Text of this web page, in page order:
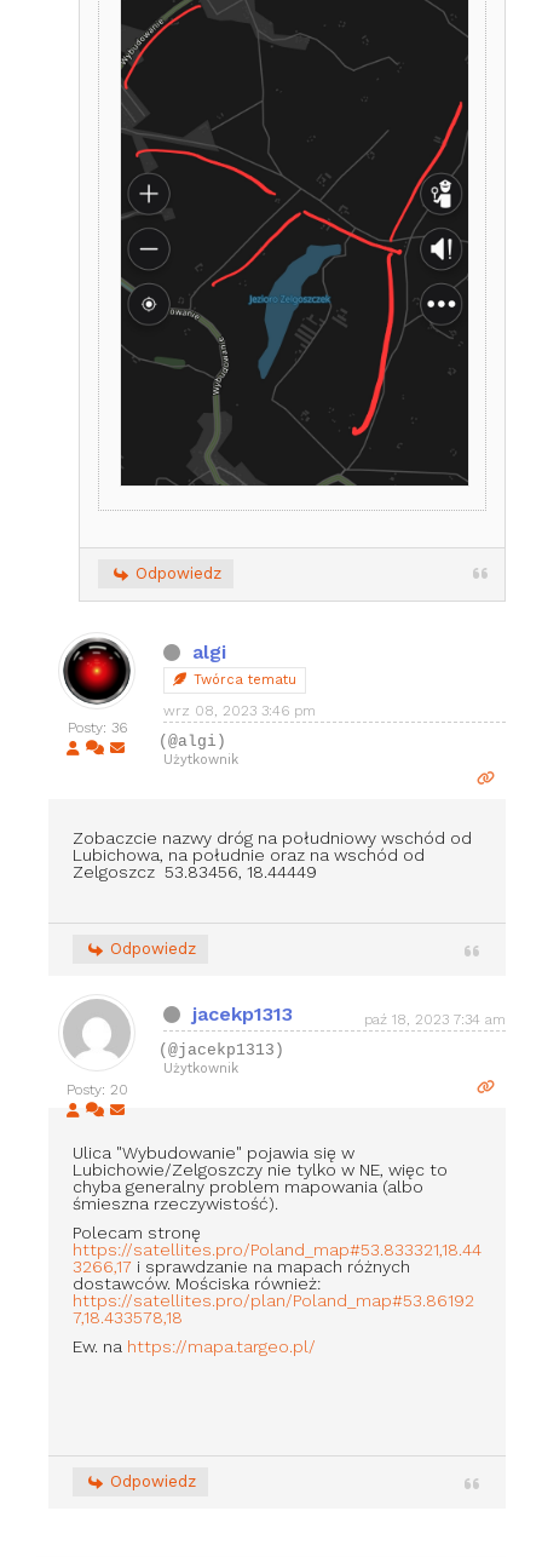
Odpowiedz
Posty: 36
algi
Twórca tematu
wrz 08, 2023 3:46 pm
(@algi)
Użytkownik
Zobaczcie nazwy dróg na południowy wschód od
Lubichowa, na południe oraz na wschód od
Zelgoszcz 53.83456, 18.44449
Odpowiedz
Posty: 20
jacekp1313 paź 18, 2023 7:34 am
(@jacekp1313)
Użytkownik
Ulica "Wybudowanie" pojawia się w
Lubichowie/Zelgoszczy nie tylko w NE, więc to
chyba generalny problem mapowania (albo
śmieszna rzeczywistość).
Polecam stronę
https://satellites.pro/Poland_map#53.833321,18.44
3266,17 i sprawdzanie na mapach różnych
dostawców. Mościska również:
https://satellites.pro/plan/Poland_map#53.86192
7,18.433578,18
Ew. na https://mapa.targeo.pl/
Odpowiedz